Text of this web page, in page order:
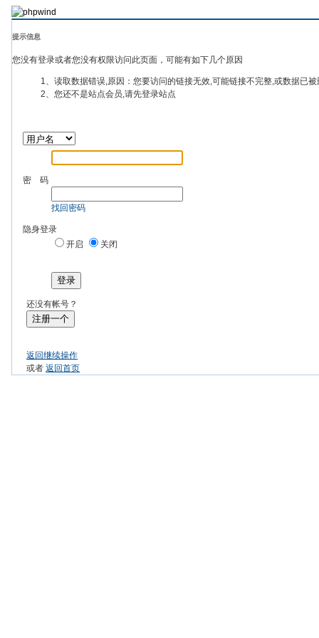
提示信息
您没有登录或者您没有权限访问此页面，可能有如下几个原因
1、读取数据错误,原因：您要访问的链接无效,可能链接不完整,或数据已
2、您还不是站点会员,请先登录站点
密 码
找回密码
隐身登录
开启
关闭
登录
还没有帐号？
注册一个
返回继续操作
或者返回首页